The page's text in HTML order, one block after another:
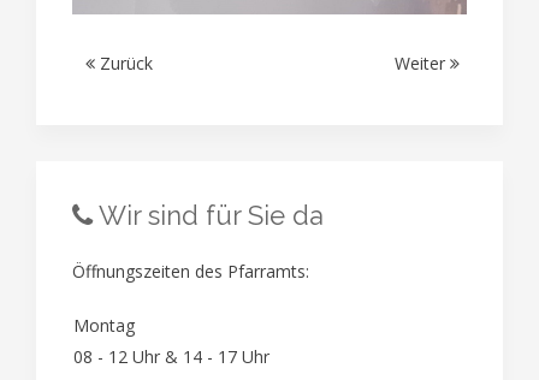
Zurück Weiter
Wir sind für Sie da
Öffnungszeiten des Pfarramts:
Montag
08 - 12 Uhr & 14 - 17 Uhr